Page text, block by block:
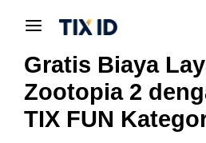
Gratis Biaya
Zootopia 2
TIX FUN